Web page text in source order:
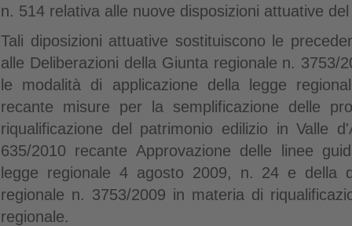
n. 514 relativa alle nuove disposizioni attuative
Tali diposizioni attuative sostituiscono le
alle Deliberazioni della Giunta regionale n. 3753/
le modalità di applicazione della legge
recante misure per la semplificazione delle
riqualificazione del patrimonio edilizio in Valle
635/2010 recante Approvazione delle linee
legge regionale 4 agosto 2009, n. 24 e della
regionale n. 3753/2009 in materia di
regionale.